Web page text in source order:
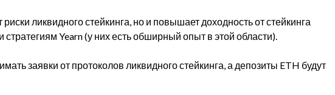
ликвидного стейкинга, но и повышает доходность от стейкинга
стратегиям Yearn (у них есть обширный опыт в этой области).
заявки от протоколов ликвидного стейкинга, а депозиты ETH будут